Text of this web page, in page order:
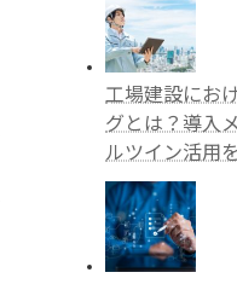
工場建設にお
グとは？導入
ルツイン活用